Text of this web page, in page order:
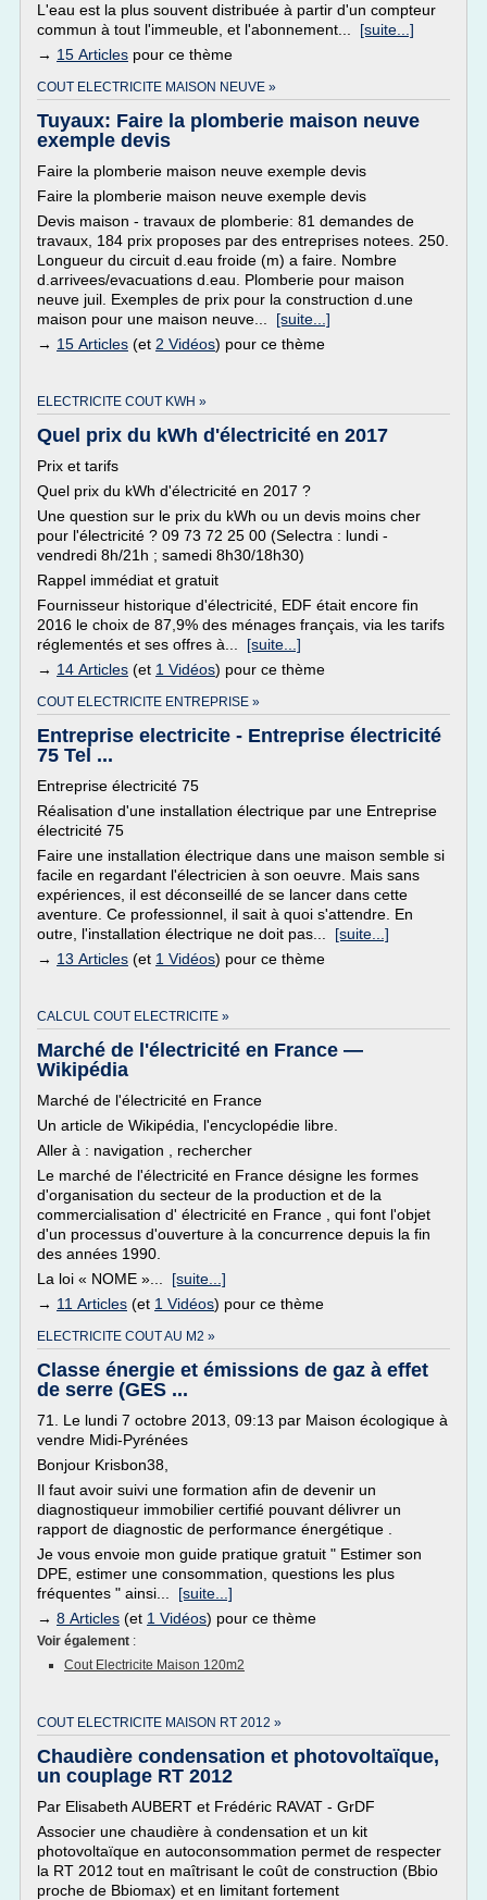
L'eau est la plus souvent distribuée à partir d'un compteur
commun à tout l'immeuble, et l'abonnement... [suite...]
→ 15 Articles pour ce thème
COUT ELECTRICITE MAISON NEUVE »
Tuyaux: Faire la plomberie maison neuve
exemple devis
Faire la plomberie maison neuve exemple devis
Faire la plomberie maison neuve exemple devis
Devis maison - travaux de plomberie: 81 demandes de
travaux, 184 prix proposes par des entreprises notees. 250.
Longueur du circuit d.eau froide (m) a faire. Nombre
d.arrivees/evacuations d.eau. Plomberie pour maison
neuve juil. Exemples de prix pour la construction d.une
maison pour une maison neuve... [suite...]
→ 15 Articles (et 2 Vidéos) pour ce thème
ELECTRICITE COUT KWH »
Quel prix du kWh d'électricité en 2017
Prix et tarifs
Quel prix du kWh d'électricité en 2017 ?
Une question sur le prix du kWh ou un devis moins cher
pour l'électricité ? 09 73 72 25 00 (Selectra : lundi -
vendredi 8h/21h ; samedi 8h30/18h30)
Rappel immédiat et gratuit
Fournisseur historique d'électricité, EDF était encore fin
2016 le choix de 87,9% des ménages français, via les tarifs
réglementés et ses offres à... [suite...]
→ 14 Articles (et 1 Vidéos) pour ce thème
COUT ELECTRICITE ENTREPRISE »
Entreprise electricite - Entreprise électricité
75 Tel ...
Entreprise électricité 75
Réalisation d'une installation électrique par une Entreprise
électricité 75
Faire une installation électrique dans une maison semble si
facile en regardant l'électricien à son oeuvre. Mais sans
expériences, il est déconseillé de se lancer dans cette
aventure. Ce professionnel, il sait à quoi s'attendre. En
outre, l'installation électrique ne doit pas... [suite...]
→ 13 Articles (et 1 Vidéos) pour ce thème
CALCUL COUT ELECTRICITE »
Marché de l'électricité en France —
Wikipédia
Marché de l'électricité en France
Un article de Wikipédia, l'encyclopédie libre.
Aller à : navigation , rechercher
Le marché de l'électricité en France désigne les formes
d'organisation du secteur de la production et de la
commercialisation d' électricité en France , qui font l'objet
d'un processus d'ouverture à la concurrence depuis la fin
des années 1990.
La loi « NOME »... [suite...]
→ 11 Articles (et 1 Vidéos) pour ce thème
ELECTRICITE COUT AU M2 »
Classe énergie et émissions de gaz à effet
de serre (GES ...
71. Le lundi 7 octobre 2013, 09:13 par Maison écologique à
vendre Midi-Pyrénées
Bonjour Krisbon38,
Il faut avoir suivi une formation afin de devenir un
diagnostiqueur immobilier certifié pouvant délivrer un
rapport de diagnostic de performance énergétique .
Je vous envoie mon guide pratique gratuit " Estimer son
DPE, estimer une consommation, questions les plus
fréquentes " ainsi... [suite...]
→ 8 Articles (et 1 Vidéos) pour ce thème
Voir également :
Cout Electricite Maison 120m2
COUT ELECTRICITE MAISON RT 2012 »
Chaudière condensation et photovoltaïque,
un couplage RT 2012
Par Elisabeth AUBERT et Frédéric RAVAT - GrDF
Associer une chaudière à condensation et un kit
photovoltaïque en autoconsommation permet de respecter
la RT 2012 tout en maîtrisant le coût de construction (Bbio
proche de Bbiomax) et en limitant fortement